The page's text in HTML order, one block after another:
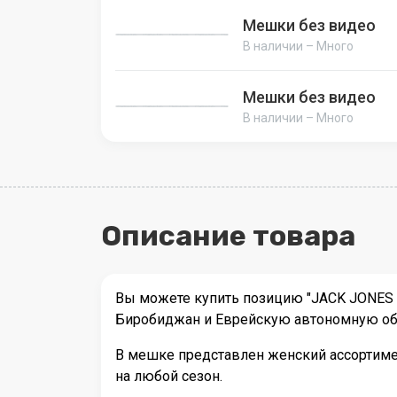
Мешки без видео
В наличии – Много
Мешки без видео
В наличии – Много
Описание товара
Вы можете купить позицию "JACK
Биробиджан и Еврейскую автономную
В мешке представлен женский
на любой сезон.